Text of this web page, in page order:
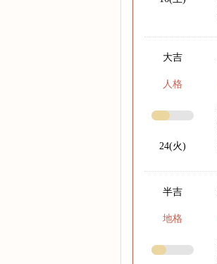
大吉
人格
24(火)
半吉
地格